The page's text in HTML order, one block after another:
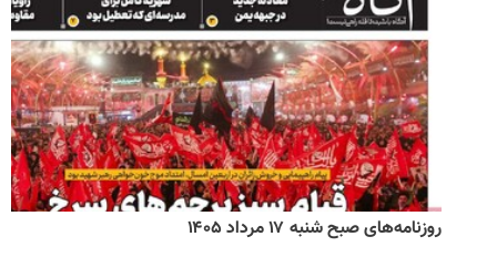
روزنامه‌های صبح شنبه ۱۷ مرداد ۱۴۰۵